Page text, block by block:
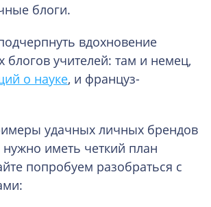
блоги.
вдохновение
блогов учителей: там и немец,
о науке, и француз-
удачных личных брендов
нужно иметь четкий план
попробуем разобраться с